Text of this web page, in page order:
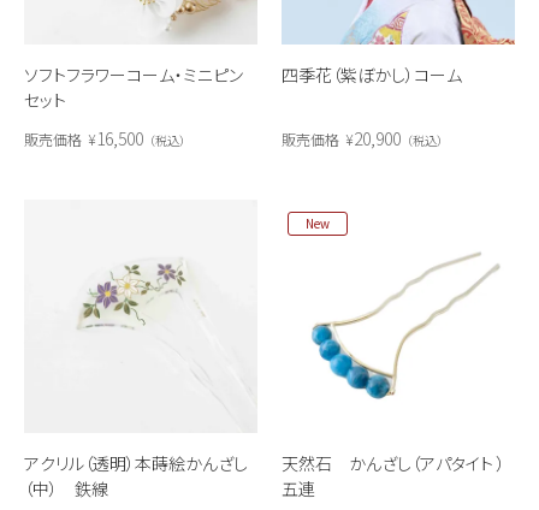
ソフトフラワーコーム・ミニピン
セット
販売価格 ¥16,500 税込
四季花（紫ぼかし）コーム
販売価格 ¥20,900 税込
アクリル（透明）本蒔絵かんざし
（中） 鉄線
天然石 かんざし（アパタイト ）
五連
New